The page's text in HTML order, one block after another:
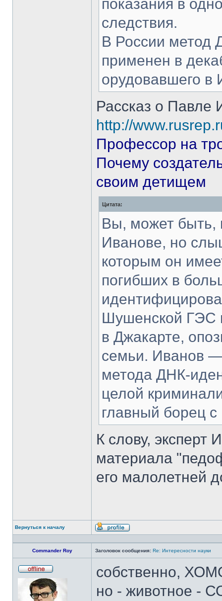
показания в
следствия.
В России метод
применен в
орудовавшего в
Рассказ о Павле
http://
Профессор на
Почему
своим детищем
Цитата:
Вы, может быть,
Иванове, но
которым он
погибших в
Шушенской ГЭС
в Джакарте,
семьи. Иванов —
метода ДНК-
целой
главный борец с
К слову, эксперт
материала
его малолетней
Вернуться к началу
Профиль
Commander Roy Заголовок сообщения: Re: Интересности науки
в
сети
собственно,
но - животное -